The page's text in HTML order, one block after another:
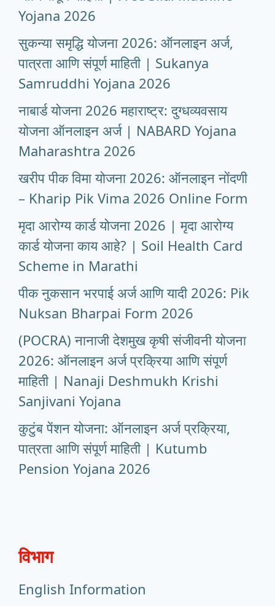
Yojana 2026
सुकन्या समृद्धि योजना 2026: ऑनलाइन अर्ज,
पात्रता आणि संपूर्ण माहिती | Sukanya
Samruddhi Yojana 2026
नाबार्ड योजना 2026 महाराष्ट्र: दुग्धव्यवसाय
योजना ऑनलाइन अर्ज | NABARD Yojana
Maharashtra 2026
खरीप पीक विमा योजना 2026: ऑनलाइन नोंदणी
– Kharip Pik Vima 2026 Online Form
मृदा आरोग्य कार्ड योजना 2026 | मृदा आरोग्य
कार्ड योजना काय आहे? | Soil Health Card
Scheme in Marathi
पीक नुकसान भरपाई अर्ज आणि यादी 2026: Pik
Nuksan Bharpai Form 2026
(POCRA) नानाजी देशमुख कृषी संजीवनी योजना
2026: ऑनलाइन अर्ज प्रक्रिया आणि संपूर्ण
माहिती | Nanaji Deshmukh Krishi
Sanjivani Yojana
कुटुंब पेंशन योजना: ऑनलाइन अर्ज प्रक्रिया,
पात्रता आणि संपूर्ण माहिती | Kutumb
Pension Yojana 2026
विभाग
English Information